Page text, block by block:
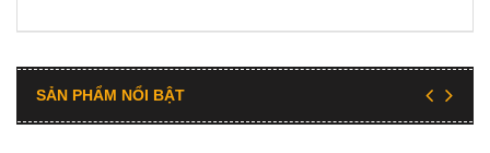
SẢN PHẨM NỔI BẬT